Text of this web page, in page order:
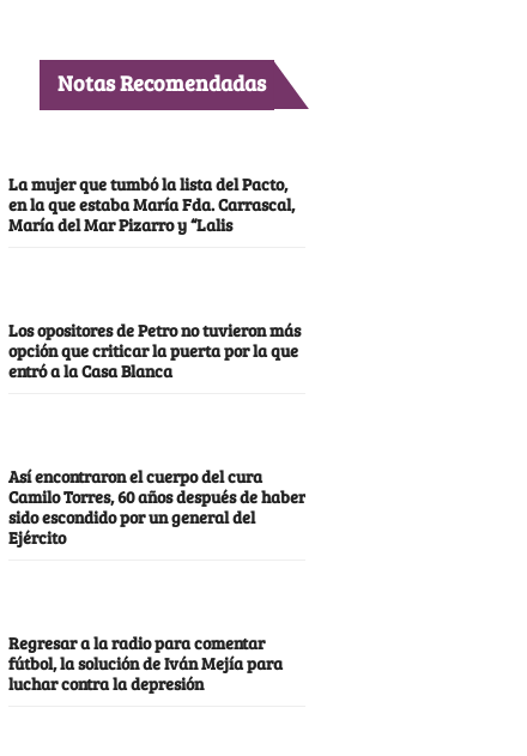
Notas Recomendadas
La mujer que tumbó la lista del Pacto,
en la que estaba María Fda. Carrascal,
María del Mar Pizarro y “Lalis
Los opositores de Petro no tuvieron más
opción que criticar la puerta por la que
entró a la Casa Blanca
Así encontraron el cuerpo del cura
Camilo Torres, 60 años después de haber
sido escondido por un general del
Ejército
Regresar a la radio para comentar
fútbol, la solución de Iván Mejía para
luchar contra la depresión